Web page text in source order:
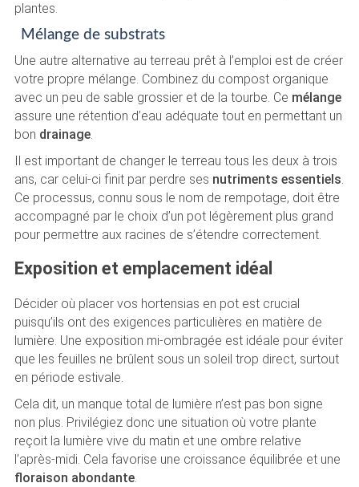
plantes.
Mélange de substrats
Une autre alternative au terreau prêt à l’emploi est de créer
votre propre mélange. Combinez du compost organique
avec un peu de sable grossier et de la tourbe. Ce mélange
assure une rétention d’eau adéquate tout en permettant un
bon drainage.
Il est important de changer le terreau tous les deux à trois
ans, car celui-ci finit par perdre ses nutriments essentiels
Ce processus, connu sous le nom de rempotage, doit être
accompagné par le choix d’un pot légèrement plus grand
pour permettre aux racines de s’étendre correctement.
Exposition et emplacement idéal
Décider où placer vos hortensias en pot est crucial
puisqu’ils ont des exigences particulières en matière de
lumière. Une exposition mi-ombragée est idéale pour éviter
que les feuilles ne brûlent sous un soleil trop direct, surtout
en période estivale.
Cela dit, un manque total de lumière n’est pas bon signe
non plus. Privilégiez donc une situation où votre plante
reçoit la lumière vive du matin et une ombre relative
l’après-midi. Cela favorise une croissance équilibrée et une
floraison abondante.